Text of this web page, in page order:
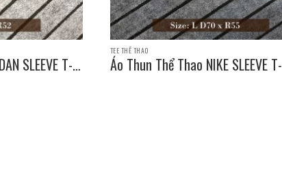
SLEEVE T-
TEE THỂ THAO
Áo Thun Thể Thao NIKE SLEEVE T-